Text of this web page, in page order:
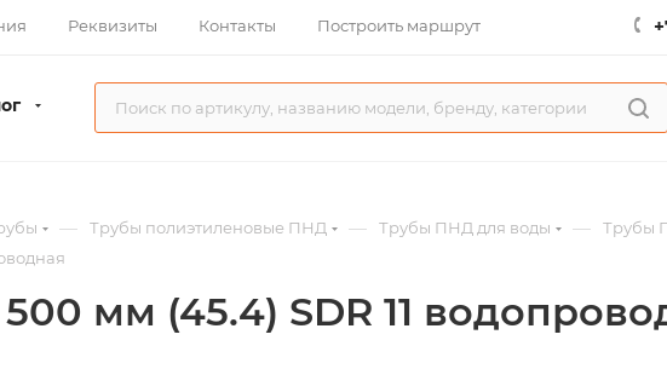
Реквизиты Контакты Построить маршрут
— Трубы полиэтиленовые ПНД — Трубы ПНД для воды —
Трубы
мм (45.4) SDR 11